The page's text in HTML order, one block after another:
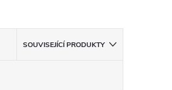
SOUVISEJÍCÍ PRODUKTY